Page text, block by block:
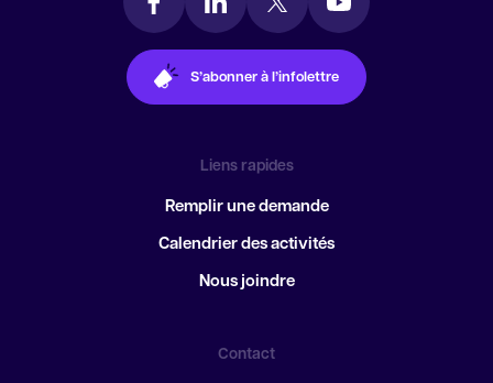
S’abonner à l’infolettre
Liens rapides
Remplir une demande
Calendrier des activités
Nous joindre
Contact